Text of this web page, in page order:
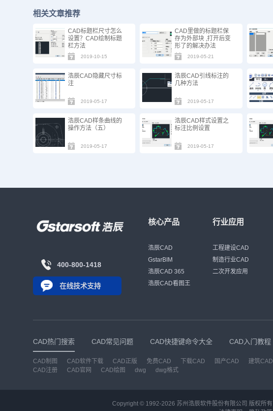
相关文章推荐
CAD标题栏尺寸怎么
设置？CAD绘制标题
栏方法
2019-10-15
CAD里做的标题栏保
存为外部块 ,打开后变
形了的解决办法
2019-05-21
浩辰CAD隐藏尺寸标
注
2019-05-17
浩辰CAD引线标注的
几种方法
2019-05-17
浩辰CAD样条曲线的
操作方法（五）
2019-05-17
浩辰CAD样式设置之
标注比例设置
2019-05-17
400-800-1418
在线技术支持
核心产品
浩辰CAD
GstarBIM
浩辰CAD 365
浩辰CAD看图王
行业应用
工程建设CAD
制造行业CAD
二次开发应用
CAD热门搜索 CAD常见问题 CAD快捷键命令大全 CAD入门教程
CAD制图 CAD软件下载 CAD正版 免费CAD 下载CAD 国产CAD 建筑CAD
CAD注册
CAD官网 CAD绘图 dwg dwg格式
Copyright © 1992-2026 苏州浩辰软件股份有限公司 版权所有